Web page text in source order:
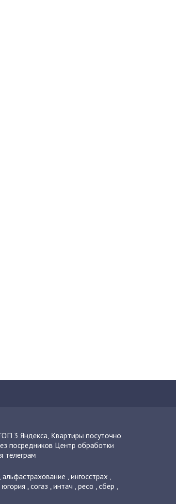
3 Яндекса, Квартиры посуточно
посредников Центр обработки
телеграм
альфастрахование , ингосстрах,
югория , согаз , интач , ресо , сбер ,